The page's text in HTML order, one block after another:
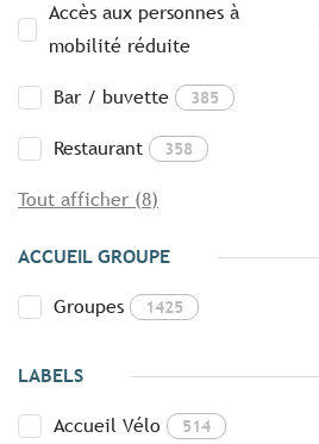
Accès aux personnes à
mobilité réduite
Bar / buvette 385
Restaurant 358
Tout afficher (8)
ACCUEIL GROUPE
Groupes 1425
LABELS
Accueil Vélo 514